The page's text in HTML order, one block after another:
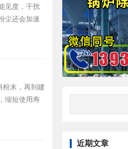
见度，干扰
尘还会加速
粉末，再到建
缩短使用寿
近期文章